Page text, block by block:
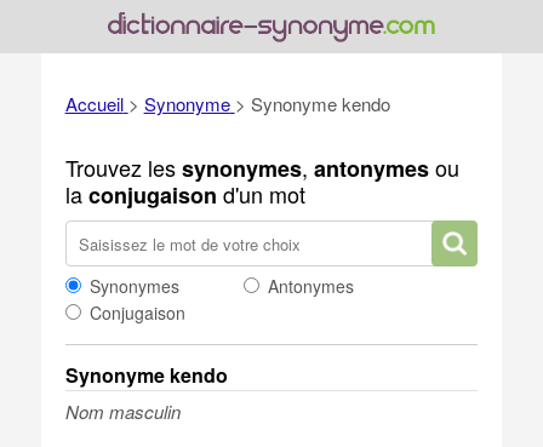
Accueil > Synonyme > Synonyme kendo
Trouvez lessynonymes, antonymesou
laconjugaison d'un mot
Synonymes
Antonymes
Conjugaison
Synonyme kendo
Nom masculin